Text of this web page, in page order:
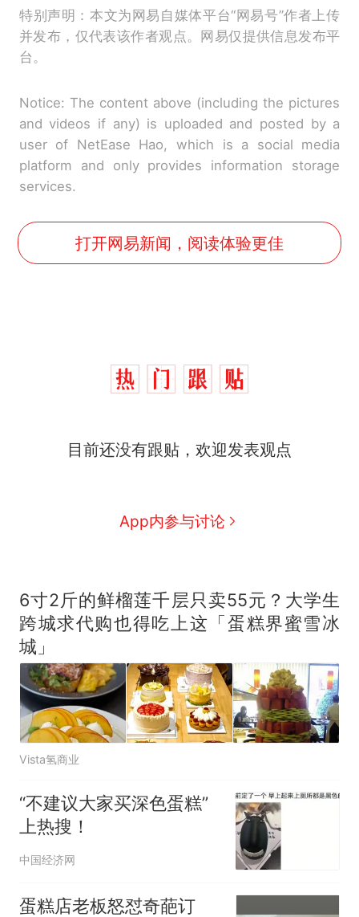
特别声明：本文为网易自媒体平台“网易号”作者上传
并发布，仅代表该作者观点。网易仅提供信息发布平
台。
Notice: The content above (including the pictures
and videos if any) is uploaded and posted by a
user of NetEase Hao, which is a social media
platform and only provides information storage
services.
打开网易新闻，阅读体验更佳
目前还没有跟贴，欢迎发表观点
App内参与讨论
6寸2斤的鲜榴莲千层只卖55元？大学生
跨城求代购也得吃上这「蛋糕界蜜雪冰
城」
Vista氢商业
“不建议大家买深色蛋糕”
上热搜！
中国经济网
蛋糕店老板怒怼奇葩订